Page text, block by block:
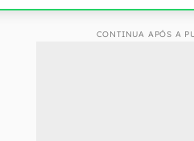
CONTINUA APÓS A